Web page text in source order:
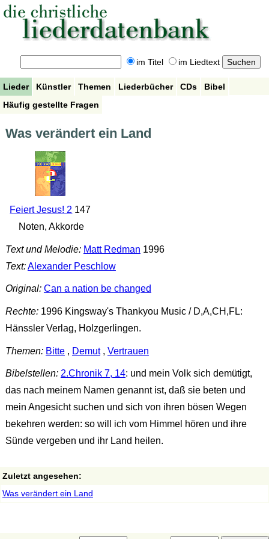
im Titel im Liedtext
Lieder Künstler Themen Liederbücher CDs
Bibel
Häufig gestellte Fragen
Was verändert ein Land
Feiert Jesus! 2 147
Noten, Akkorde
Text und Melodie: Matt Redman 1996
Text:Alexander Peschlow
Original: Can a nation be changed
Rechte:1996 Kingsway's Thankyou Music / D,A,CH,FL:
Hänssler Verlag, Holzgerlingen.
Themen: Bitte, Demut, Vertrauen
Bibelstellen: 2.Chronik 7, 14: und mein Volk sich demütigt,
das nach meinem Namen genannt ist, daß sie beten und
mein Angesicht suchen und sich von ihren bösen Wegen
bekehren werden: so will ich vom Himmel hören und ihre
Sünde vergeben und ihr Land heilen.
Zuletzt angesehen:
Was verändert ein Land